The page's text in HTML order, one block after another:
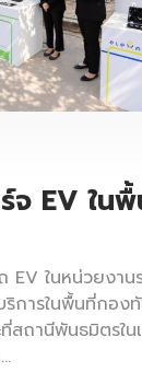
จ EV​ ใน
​EV​ ในหน่วยงาน
ริการในพื้นที่กอง
ถานีพันธมิตรใน